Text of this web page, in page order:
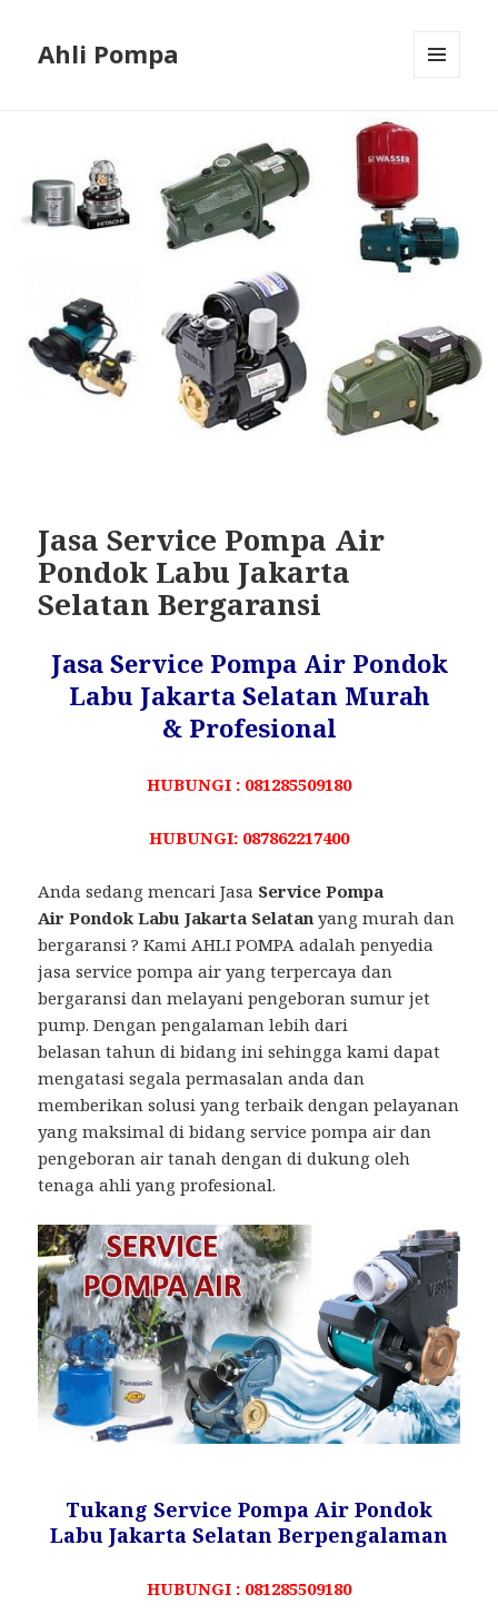
Ahli Pompa
Jasa Service Pompa Air
Pondok Labu Jakarta
Selatan Bergaransi
Jasa Service Pompa Air Pondok
Labu Jakarta Selatan Murah
& Profesional
HUBUNGI : 081285509180
HUBUNGI: 087862217400
Anda sedang mencari Jasa Service Pompa
Air Pondok Labu Jakarta Selatan yang murah dan
bergaransi ? Kami AHLI POMPA adalah penyedia
jasa service pompa air yang terpercaya dan
bergaransi dan melayani pengeboran sumur jet
pump. Dengan pengalaman lebih dari
belasan tahun di bidang ini sehingga kami dapat
mengatasi segala permasalan anda dan
memberikan solusi yang terbaik dengan pelayanan
yang maksimal di bidang service pompa air dan
pengeboran air tanah dengan di dukung oleh
tenaga ahli yang profesional.
Tukang Service Pompa Air Pondok
Labu Jakarta Selatan Berpengalaman
HUBUNGI : 081285509180